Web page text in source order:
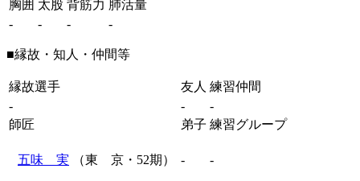
胸囲 太股 背筋力 肺活量
-
- - -
■縁故・知人・仲間等
縁故選手 友人 練習仲間
-
-
-
師匠
弟子 練習グループ
五味 実 （東 京・52期） - -